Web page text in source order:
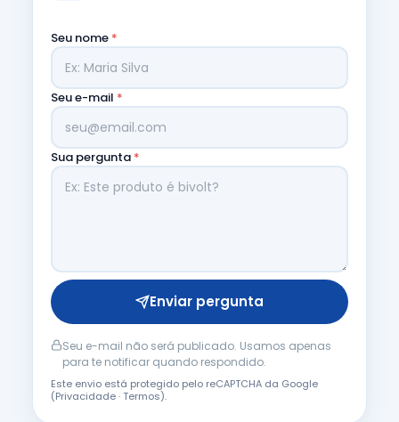
Seu nome *
Seu e-mail *
Sua pergunta *
Enviar pergunta
Seu e-mail não será publicado. Usamos apenas
para te notificar quando respondido.
Este envio está protegido pelo reCAPTCHA da Google
(Privacidade·Termos).